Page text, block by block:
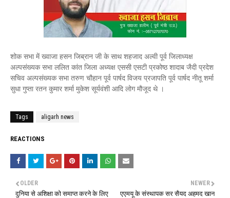
शोक सभा में ख्वाजा हसन जिब्रान जी के साथ शहजाद अल्वी पूर्व जिलाध्यक्ष
अल्पसंख्यक सभा ललित कांत जिला अध्यक्ष एससी एसटी प्रकोष्ठ शादाब जैदी प्रदेश
सचिव अल्पसंख्यक सभा तरुण चौहान पूर्व पार्षद विजय प्रजापति पूर्व पार्षद नीतू शर्मा
सुधा गुप्ता रतन कुमार शर्मा मुकेश सूर्यवंशी आदि लोग मौजूद थे ।
Tags aligarh news
REACTIONS
NEWER
एएमयू के संस्थापक सर सैयद अहमद खान
OLDER
दुनिया से अशिक्षा को समाप्त करने के लिए